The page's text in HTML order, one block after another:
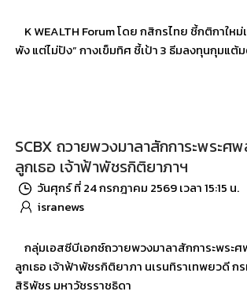
K WEALTH Forum โดย กสิกรไทย ชี้กติกาให
พัง แต่ไม่ปัง” กางเข็มทิศ ชี้เป้า 3 ธีมลงทุนกุมแต้
SCBX ถวายพวงมาลาสักการะพระศพ
ลูกเธอ เจ้าฟ้าพัชรกิติยาภาฯ
วันศุกร์ ที่ 24 กรกฎาคม 2569 เวลา 15:15 น.
isranews
กลุ่มเอสซีบีเอกซ์ถวายพวงมาลาสักการะพระศ
ลูกเธอ เจ้าฟ้าพัชรกิติยาภา นเรนทิราเทพยวดี
สิริพัชร มหาวัชรราชธิดา